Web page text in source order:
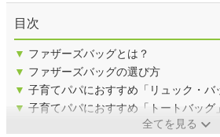
目次
▼ ファザーズバッグとは？
▼ ファザーズバッグの選び方
▼ 子育てパパにおすすめ「リュック・バ
▼ 子育てパパにおすすめ「トートバッグ
全てを見る